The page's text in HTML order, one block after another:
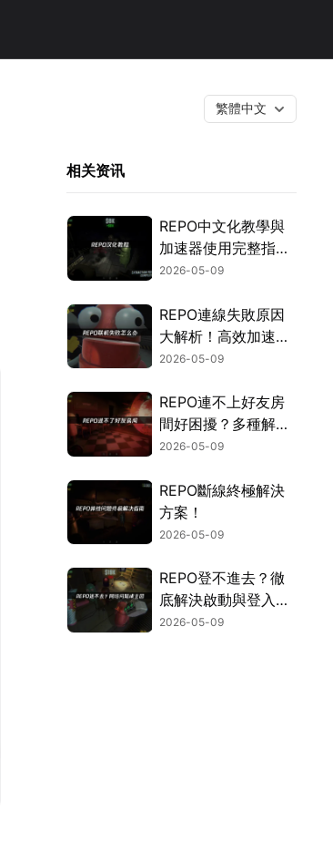
繁體中文
相关资讯
REPO中文化教學與
加速器使用完整指
南！
2026-05-09
REPO連線失敗原因
大解析！高效加速方
案推薦！
2026-05-09
REPO連不上好友房
間好困擾？多種解決
方案一次看！
2026-05-09
REPO斷線終極解決
方案！
2026-05-09
REPO登不進去？徹
底解決啟動與登入卡
死問題的終極指南！
2026-05-09